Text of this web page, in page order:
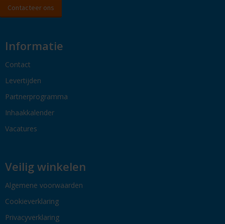
Contacteer ons
Informatie
Contact
Levertijden
Partnerprogramma
Inhaakkalender
Vacatures
Veilig winkelen
Algemene voorwaarden
Cookieverklaring
Privacyverklaring